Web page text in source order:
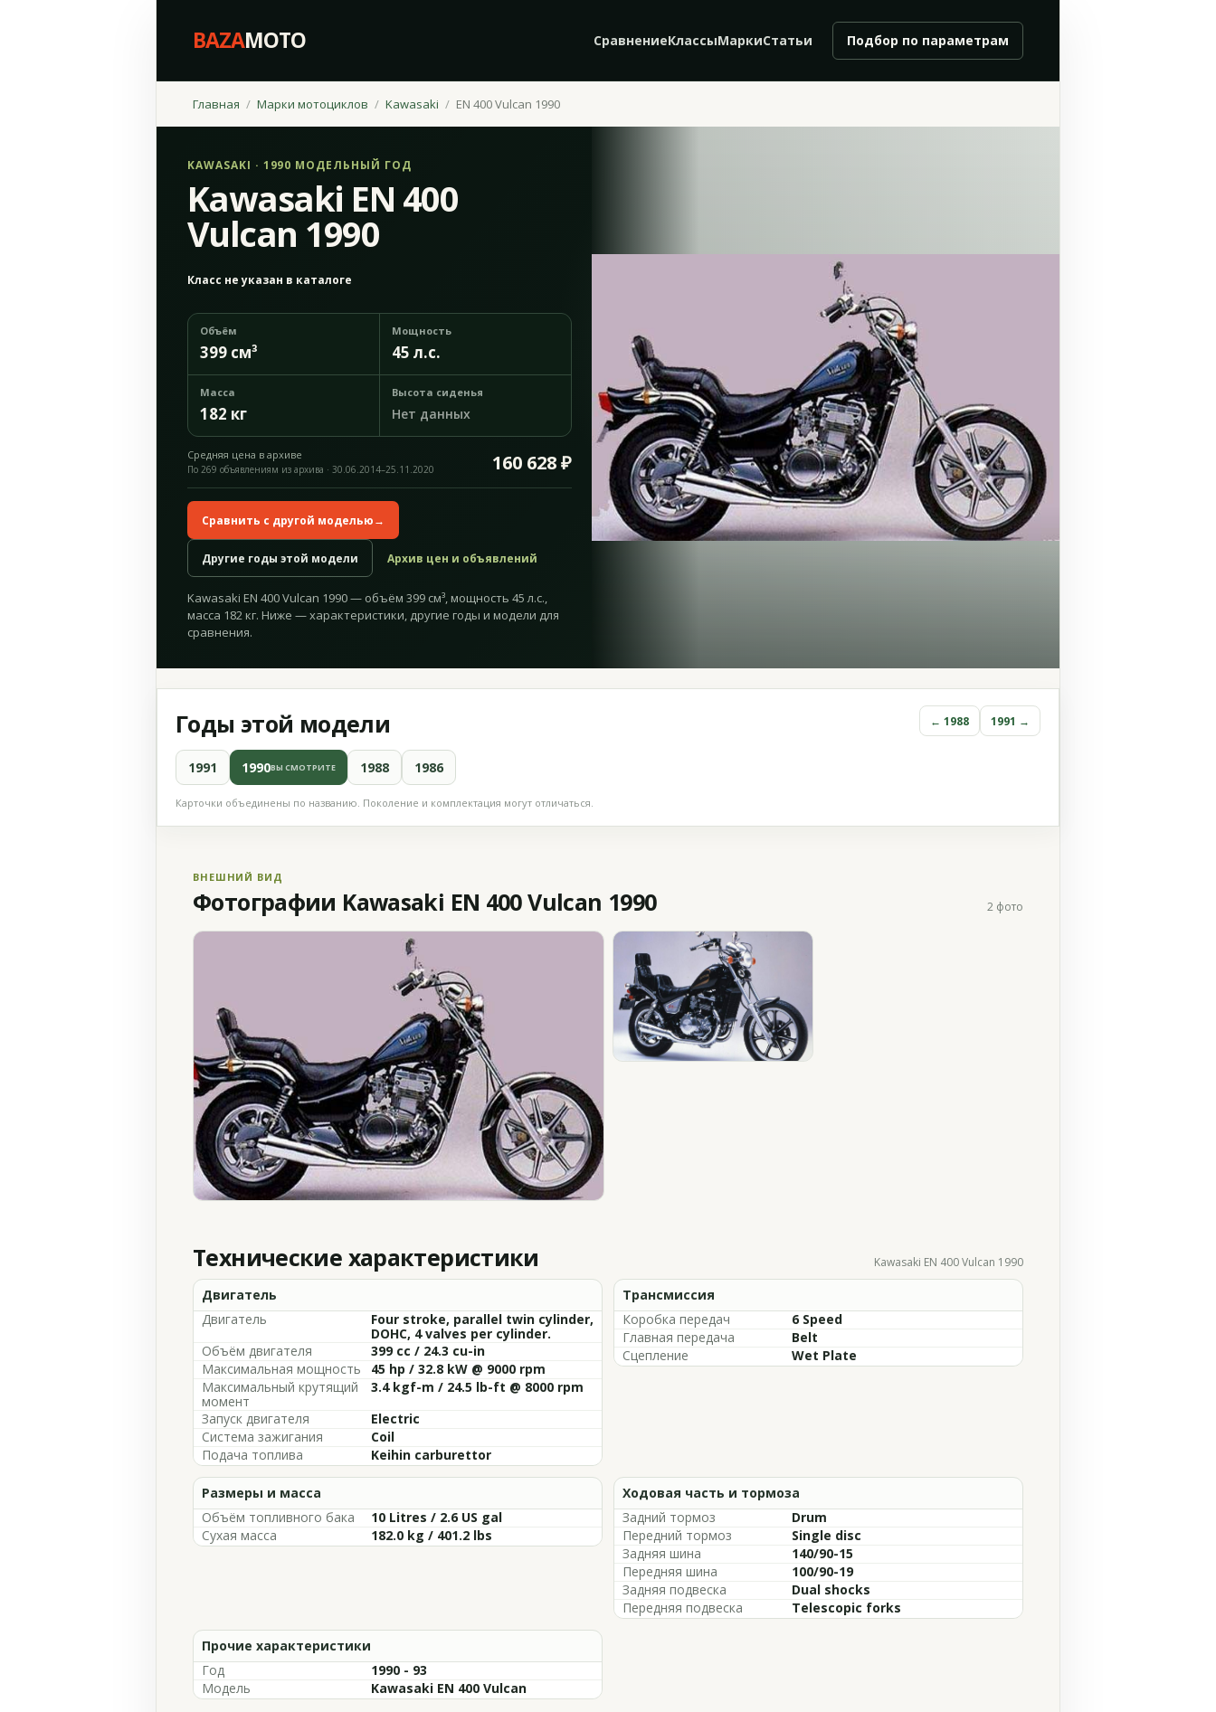
BAZAMOTO СравнениеКлассыМаркиСтатьи Подбор по параметрам
Главная Марки мотоциклов Kawasaki EN 400 Vulcan 1990
KAWASAKI · 1990 МОДЕЛЬНЫЙ ГОД
Kawasaki EN 400
Vulcan 1990
Класс не указан в каталоге
Объём
399 см³
Мощность
45 л.с.
Масса
182 кг
Высота сиденья
Нет данных
Средняя цена в архиве 160 628 ₽
По 269 объявлениям из архива · 30.06.2014–25.11.2020
Сравнить с другой моделью→
Другие годы этой модели Архив цен и объявлений
Kawasaki EN 400 Vulcan 1990 — объём 399 см³, мощность 45 л.с.,
масса 182 кг. Ниже — характеристики, другие годы и модели для
сравнения.
Годы этой модели ← 1988 1991 →
1991 1990ВЫ СМОТРИТЕ 1988 1986
Карточки объединены по названию. Поколение и комплектация могут отличаться.
ВНЕШНИЙ ВИД
Фотографии Kawasaki EN 400 Vulcan 1990 2 фото
Технические характеристики Kawasaki EN 400 Vulcan 1990
Двигатель
Двигатель
Four stroke, parallel twin cylinder,
DOHC, 4 valves per cylinder.
Объём двигателя
399 cc / 24.3 cu-in
Максимальная мощность
45 hp / 32.8 kW @ 9000 rpm
Максимальный крутящий
момент
3.4 kgf-m / 24.5 lb-ft @ 8000 rpm
Запуск двигателя
Electric
Система зажигания
Coil
Подача топлива
Keihin carburettor
Трансмиссия
Коробка передач
6 Speed
Главная передача
Belt
Сцепление
Wet Plate
Размеры и масса
Объём топливного бака
10 Litres / 2.6 US gal
Сухая масса
182.0 kg / 401.2 lbs
Ходовая часть и тормоза
Задний тормоз
Drum
Передний тормоз
Single disc
Задняя шина
140/90-15
Передняя шина
100/90-19
Задняя подвеска
Dual shocks
Передняя подвеска
Telescopic forks
Прочие характеристики
Год
1990 - 93
Модель
Kawasaki EN 400 Vulcan